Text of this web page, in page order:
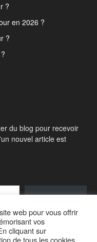
?
en 2026 ?
?
du blog pour recevoir
nouvel article est
S'abonner
web pour vous offrir
vos
cliquant sur
de tous les cookies.